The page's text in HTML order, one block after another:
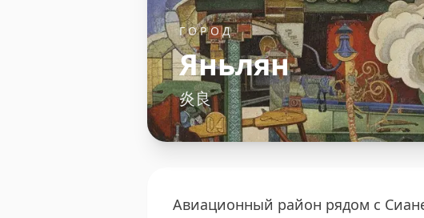
ГОРОД
Яньлян
炎良
Авиационный район рядом с